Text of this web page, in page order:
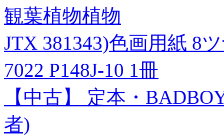
観葉植物植物
JTX 381343)色画用紙 8
7022 P148J-10 1冊
【中古】 定本・
者)